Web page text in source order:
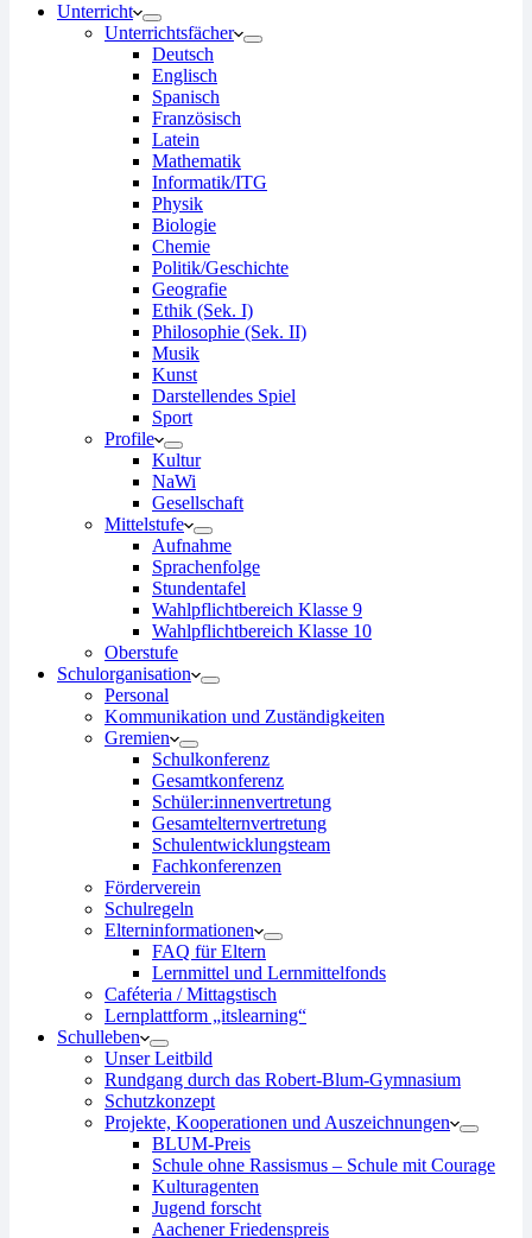
Unterricht
Unterrichtsfächer
Deutsch
Englisch
Spanisch
Französisch
Latein
Mathematik
Informatik/ITG
Physik
Biologie
Chemie
Politik/Geschichte
Geografie
Ethik (Sek. I)
Philosophie (Sek. II)
Musik
Kunst
Darstellendes Spiel
Sport
Profile
Kultur
NaWi
Gesellschaft
Mittelstufe
Aufnahme
Sprachenfolge
Stundentafel
Wahlpflichtbereich Klasse 9
Wahlpflichtbereich Klasse 10
Oberstufe
Schulorganisation
Personal
Kommunikation und Zuständigkeiten
Gremien
Schulkonferenz
Gesamtkonferenz
Schüler:innenvertretung
Gesamtelternvertretung
Schulentwicklungsteam
Fachkonferenzen
Förderverein
Schulregeln
Elterninformationen
FAQ für Eltern
Lernmittel und Lernmittelfonds
Caféteria / Mittagstisch
Lernplattform „itslearning“
Schulleben
Unser Leitbild
Rundgang durch das Robert-Blum-Gymnasium
Schutzkonzept
Projekte, Kooperationen und Auszeichnungen
BLUM-Preis
Schule ohne Rassismus – Schule mit Courage
Kulturagenten
Jugend forscht
Aachener Friedenspreis